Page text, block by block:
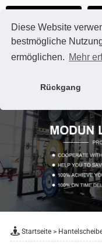
Diese Website
bestmögliche
ermöglichen. Mehr
Rückgang
Startseite>